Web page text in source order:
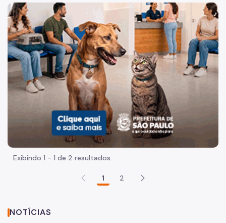
Acesso à Informação
Participação Social
Quadro de Serviços
Proteção de Dados Pessoais
Agenda do Secretário
Legislação Municipal
Imagem de um cachorro caramelo e uma gata rajada,
Exibindo 1 - 1 de 2 resultados.
1 2
NOTÍCIAS